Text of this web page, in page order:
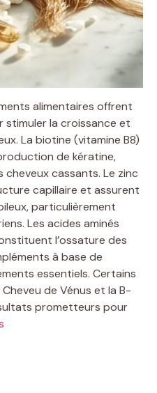
alimentaires offrent
la croissance et
La biotine (vitamine B8)
de kératine,
cassants. Le zinc
capillaire et assurent
particulièrement
Les acides aminés
l’ossature des
à base de
essentiels. Certains
de Vénus et la B-
prometteurs pour